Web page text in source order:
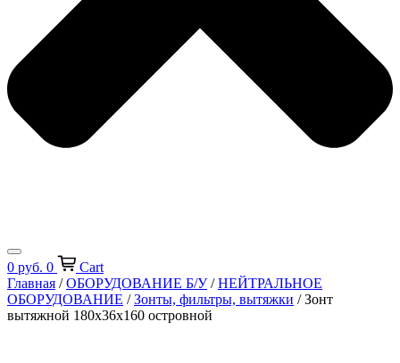
0 руб. 0
Cart
Главная /ОБОРУДОВАНИЕ Б/У/НЕЙТРАЛЬНОЕ
ОБОРУДОВАНИЕ /Зонты, фильтры, вытяжки / Зонт
вытяжной 180х36х160 островной